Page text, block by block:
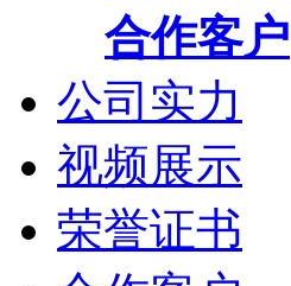
合作客户
公司实力
视频展示
荣誉证书